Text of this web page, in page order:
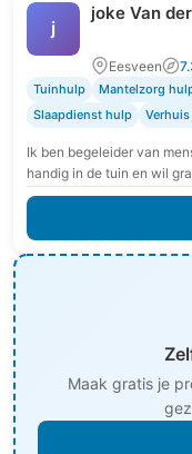
j
joke Van
Eesveen
Tuinhulp Mantelzorg
Slaapdienst hulp
Ik ben begeleider van
handig in de tuin en wil
Maak gratis je